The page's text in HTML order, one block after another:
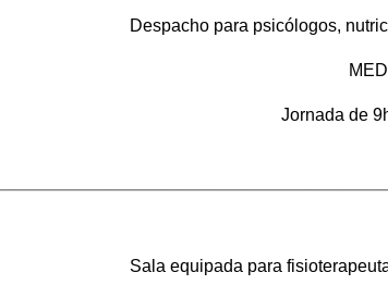
Despacho para psicólogos,
Jornada de
Sala equipada para